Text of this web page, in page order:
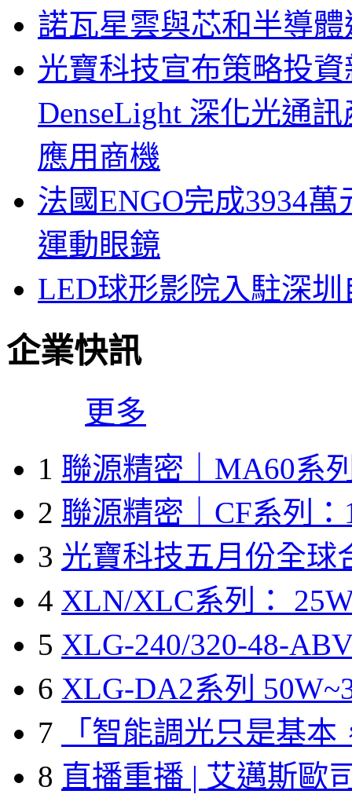
諾瓦星雲與芯和半導
光寶科技宣布策略投
DenseLight 深化光通
應用商機
法國ENGO完成3934
運動眼鏡
LED球形影院入駐深
企業快訊
更多
1 聯源精密｜MA60系
2 聯源精密｜CF系列：
3 光寶科技五月份全球
4 XLN/XLC系列：
5 XLG-240/320-48-
6 XLG-DA2系列
7
「智能調光只是基本
8 直播重播 | 艾邁斯歐